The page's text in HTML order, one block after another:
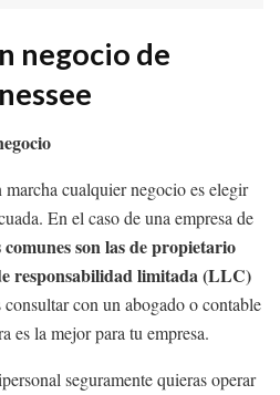
negocio de
cualquier negocio es elegir
En el caso de una empresa de
son las de propietario
responsabilidad limitada (LLC)
consultar con un abogado o contable
es la mejor para tu empresa.
seguramente quieras operar